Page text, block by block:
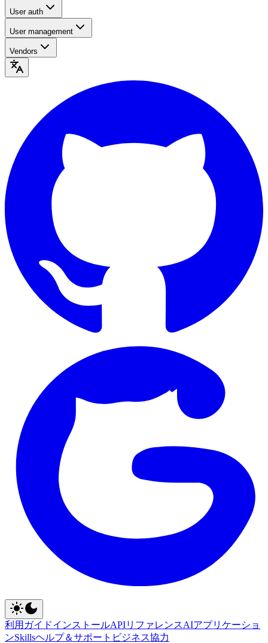
User auth
User management
Vendors
利用ガイドインストールAPIリファレンスAIアプリケーショ
ンSkillsヘルプ＆サポート ビジネス協力